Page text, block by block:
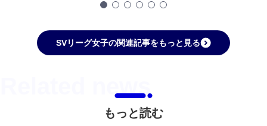
SVリーグ女子の関連記事をもっと見る
もっと読む